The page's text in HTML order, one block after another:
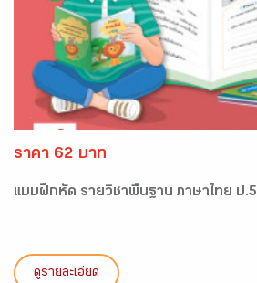
ราคา 62 บาท
แบบฝึกหัด รายวิชาพื้นฐาน ภาษาไทย ป.5
ดูรายละเอียด